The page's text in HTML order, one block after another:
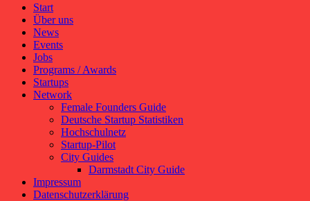
Start
Über uns
News
Events
Jobs
Programs / Awards
Startups
Network
Female Founders Guide
Deutsche Startup Statistiken
Hochschulnetz
Startup-Pilot
City Guides
Darmstadt City Guide
Impressum
Datenschutzerklärung